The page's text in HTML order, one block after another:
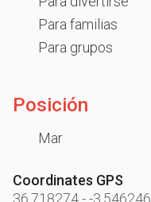
Para familias
Para grupos
Posición
Mar
Coordinates GPS
36.718274--3.546246